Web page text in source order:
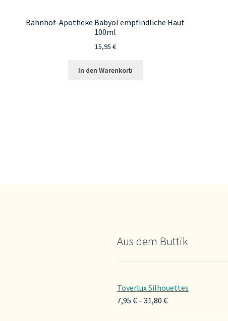
Bahnhof-Apotheke Babyöl empfindliche Haut
100ml
15,95 €
In den Warenkorb
Aus dem Buttik
Toverlux Silhouettes
7,95€–31,80€Preisspanne: